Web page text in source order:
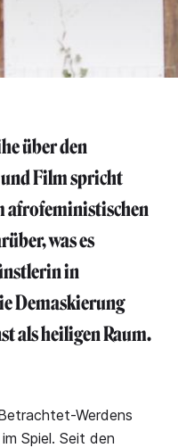
über den
Film spricht
afrofeministischen
was es
in
Demaskierung
als heiligen Raum.
Werdens
Spiel. Seit den